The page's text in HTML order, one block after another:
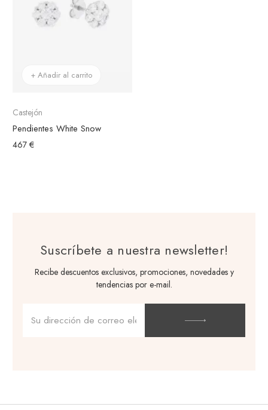
+ Añadir al carrito
Castejón
Pendientes White Snow
467 €
Suscríbete a nuestra newsletter!
Recibe descuentos exclusivos, promociones, novedades y
tendencias por e-mail.
de
correo